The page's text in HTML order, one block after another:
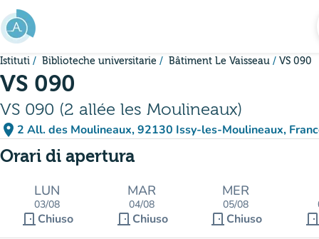
Vai al contenuto principale
Istituti Biblioteche universitarie Bâtiment Le Vaisseau VS 090
VS 090
VS 090 (2 allée les Moulineaux)
place 2 All. des Moulineaux, 92130 Issy-les-Moulineaux,
(apri in Google Maps)
(nuova scheda)
Orari di apertura
LUN
03/08
door_front Chiuso
MAR
04/08
door_front Chiuso
MER
05/08
door_front Chiuso door_front